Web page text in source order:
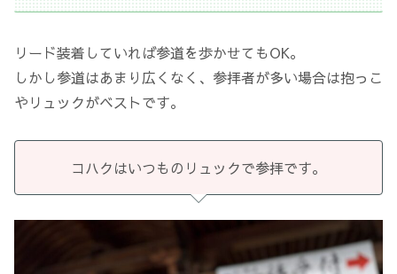
リード装着していれば参道を歩かせてもOK。
しかし参道はあまり広くなく、参拝者が多い場合は抱っこ
やリュックがベストです。
コハクはいつものリュックで参拝です。